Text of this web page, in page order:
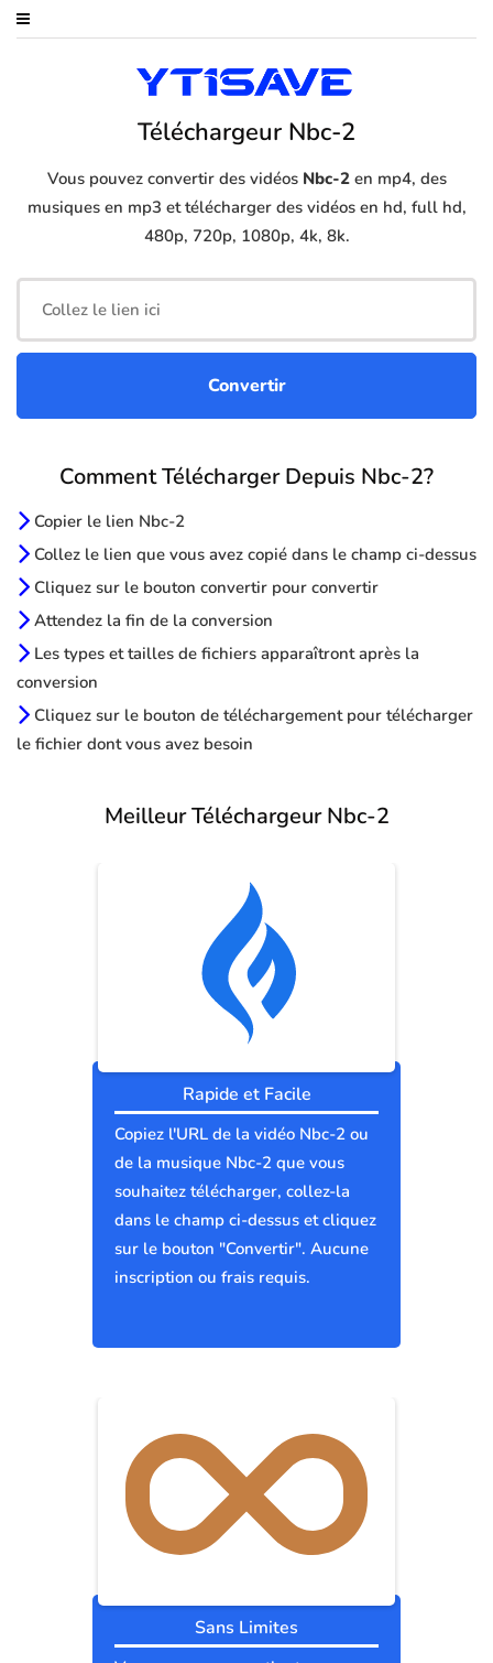
Téléchargeur Nbc-2
Vous pouvez convertir des vidéos Nbc-2en mp4, des
musiques en mp3 et télécharger des vidéos en hd, full hd,
480p, 720p, 1080p, 4k, 8k.
Comment Télécharger Depuis Nbc-2?
Copier le lien Nbc-2
Collez le lien que vous avez copié dans le champ ci-dessus
Cliquez sur le bouton convertir pour convertir
Attendez la fin de la conversion
Les types et tailles de fichiers apparaîtront après la
conversion
Cliquez sur le bouton de téléchargement pour télécharger
le fichier dont vous avez besoin
Meilleur Téléchargeur Nbc-2
Rapide et Facile
Copiez l'URL de la vidéo Nbc-2 ou
de la musique Nbc-2 que vous
souhaitez télécharger, collez-la
dans le champ ci-dessus et cliquez
sur le bouton "Convertir". Aucune
inscription ou frais requis.
Sans Limites